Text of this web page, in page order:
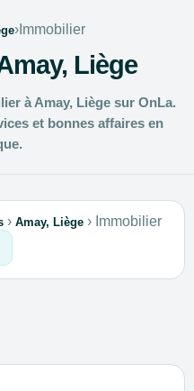
› Immobilier
Liège
à Amay, Liège sur OnLa.
et bonnes affaires en
› Amay, Liège › Immobilier